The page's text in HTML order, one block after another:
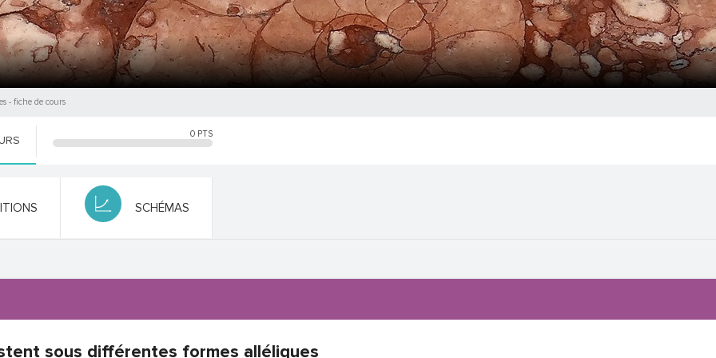
- fiche de cours
0 PTS
SCHÉMAS
sous différentes formes alléliques